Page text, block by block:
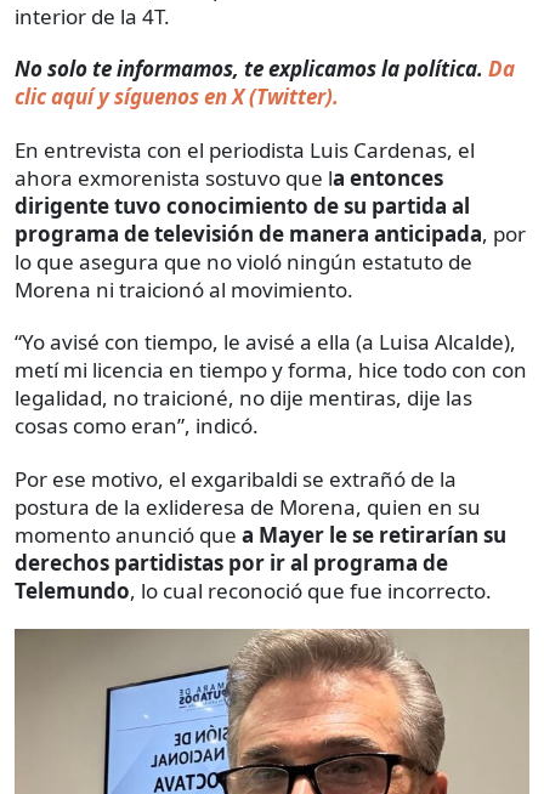
interior de la 4T.
No solo te informamos, te explicamos la política. Da
clic aquí y síguenos en X (Twitter).
En entrevista con el periodista Luis Cardenas, el
ahora exmorenista sostuvo que la entonces
dirigente tuvo conocimiento de su partida al
programa de televisión de manera anticipada, por
lo que asegura que no violó ningún estatuto de
Morena ni traicionó al movimiento.
“Yo avisé con tiempo, le avisé a ella (a Luisa Alcalde),
metí mi licencia en tiempo y forma, hice todo con con
legalidad, no traicioné, no dije mentiras, dije las
cosas como eran”, indicó.
Por ese motivo, el exgaribaldi se extrañó de la
postura de la exlideresa de Morena, quien en su
momento anunció que a Mayer le se retirarían su
derechos partidistas por ir al programa de
Telemundo, lo cual reconoció que fue incorrecto.